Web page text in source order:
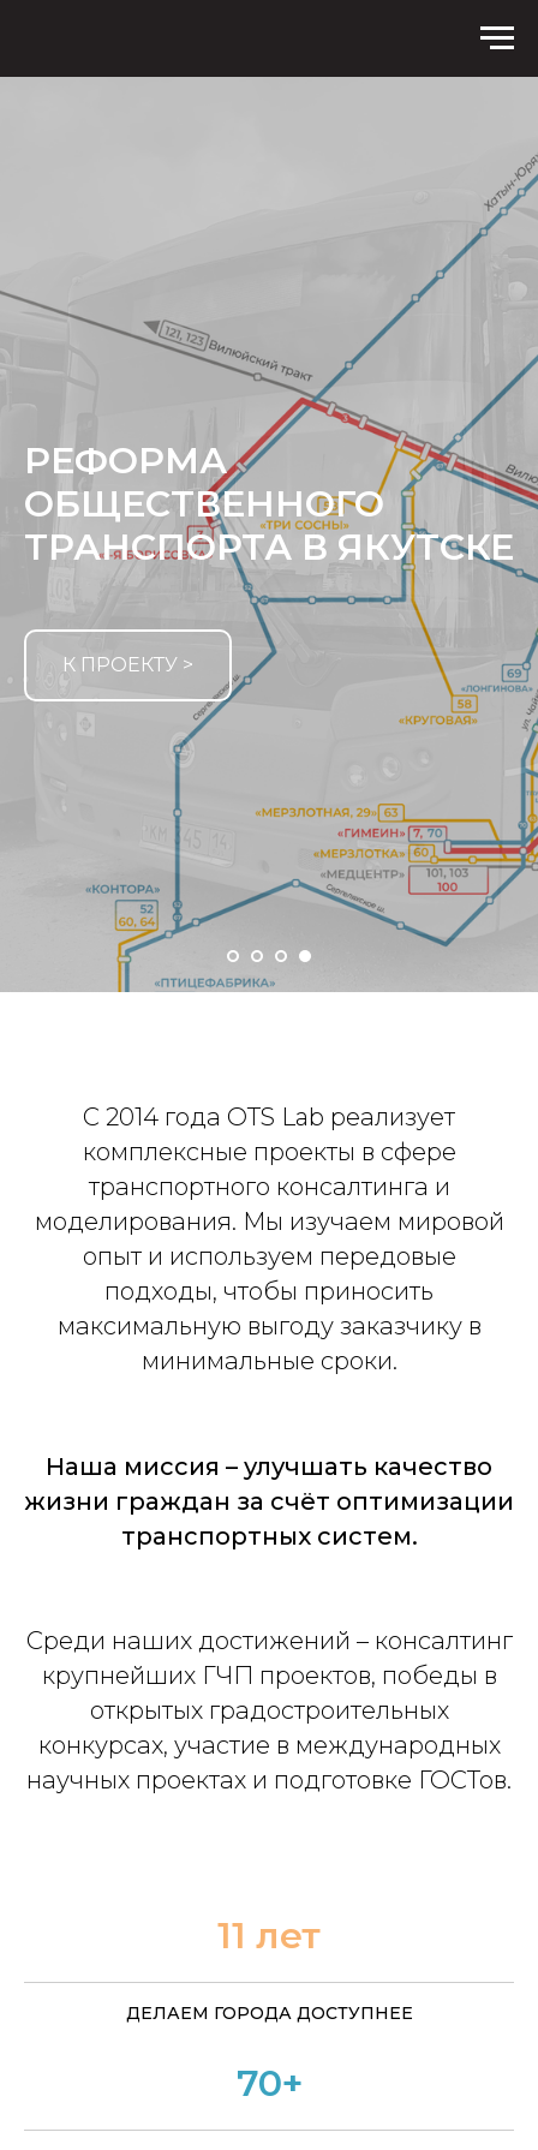
РЕФОРМА
ОБЩЕСТВЕННОГО
ТРАНСПОРТА В ЯКУТСКЕ
К ПРОЕКТУ >
С 2014 года OTS Lab реализует
комплексные проекты в сфере
транспортного консалтинга и
моделирования. Мы изучаем мировой
опыт и используем передовые
подходы, чтобы приносить
максимальную выгоду заказчику в
минимальные сроки.
Наша миссия – улучшать качество
жизни граждан за счёт оптимизации
транспортных систем.
Среди наших достижений – консалтинг
крупнейших ГЧП проектов, победы в
открытых градостроительных
конкурсах, участие в международных
научных проектах и подготовке ГОСТов.
11 лет
ДЕЛАЕМ ГОРОДА ДОСТУПНЕЕ
70+